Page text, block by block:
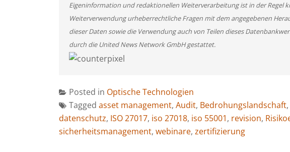
Eigeninformation und redaktionellen Weiterverarbeitung ist in der Regel
Weiterverwendung urheberrechtliche Fragen mit dem angegebenen
dieser Daten sowie die Verwendung auch von Teilen dieses
durch die United News Network GmbH gestattet.
Posted in Optische Technologien
Tagged asset management, Audit, Bedrohungslandschaft,
datenschutz, ISO 27017, iso 27018, iso 55001, revision,
sicherheitsmanagement, webinare, zertifizierung